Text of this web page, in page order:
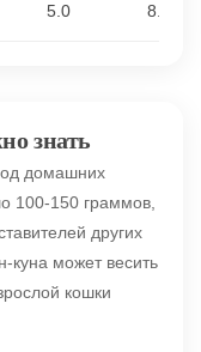
5.0 8.5
знать
домашних
100-150 граммов,
других
куна может весить
кошки